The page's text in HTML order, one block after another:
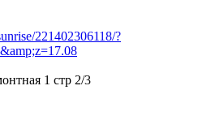
221402306118/?
1 стр 2/3